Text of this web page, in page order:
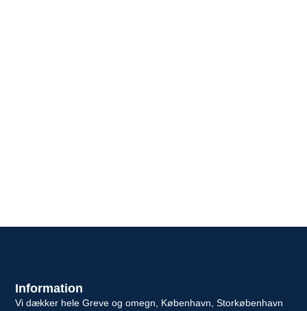
Information
Vi dækker hele Greve og omegn, København, Storkøbenhavn